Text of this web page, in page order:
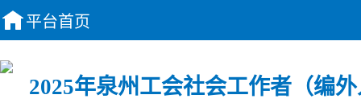
平台首页
2025年泉州工会社会工作者（编